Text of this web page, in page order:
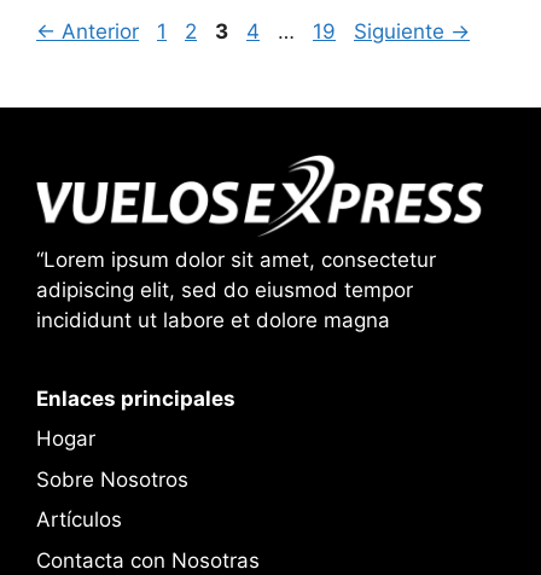
← Anterior Página
1 Página
2 Página
3 Página
4 … Página
19 Siguiente →
“Lorem ipsum dolor sit amet, consectetur
adipiscing elit, sed do eiusmod tempor
incididunt ut labore et dolore magna
Enlaces principales
Hogar
Sobre Nosotros
Artículos
Contacta con Nosotras